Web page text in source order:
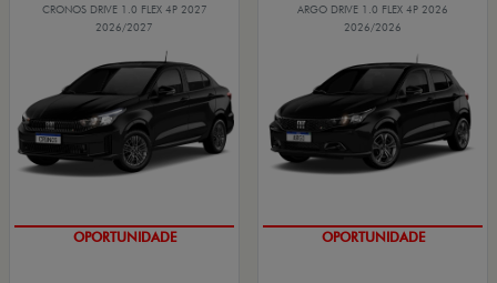
CRONOS DRIVE 1.0 FLEX 4P 2027
2026/2027
OPORTUNIDADE
ARGO DRIVE 1.0 FLEX 4P 2026
2026/2026
OPORTUNIDADE